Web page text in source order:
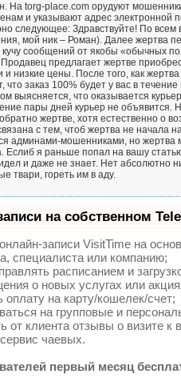
На torg-place.com орудуют
и указывают адрес
следующее: Здравствуйте! По
мой ник – Роман). Далее жертва
сообщений от якобы «обычных
предлагает жертве
и низкие цены. После того, как
что заказ 100% будет у вас в
выясняется, что оказывается
пары дней курьер не
жертве, хотя естественно о
с тем, чтоб жертва не начала
админами-мошенниками, но жертва
Еслиб я раньше попал на вашу
и даже не знает. Нет
твари, гореть им в аду.
на собственном
записи VisitTime на
специалиста или компанию;
расписанием и
о новых услугах или
на карту/кошелек/счет;
на групповые и
клиента отзывы о визите к
чаевых.
первый месяц